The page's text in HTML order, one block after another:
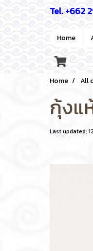
Tel. +662
Home
Home All
กุ้งแ
Last updated: